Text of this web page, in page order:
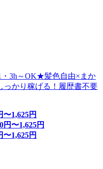
・3h～OK★髪色自由×まか
っかり稼げる！履歴書不要
〜1,625円
円〜1,625円
〜1,625円